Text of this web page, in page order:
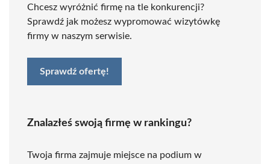
Chcesz wyróżnić firmę na tle konkurencji?
Sprawdź jak możesz wypromować wizytówkę
firmy w naszym serwisie.
Sprawdź ofertę!
Znalazłeś swoją firmę w rankingu?
Twoja firma zajmuje miejsce na podium w